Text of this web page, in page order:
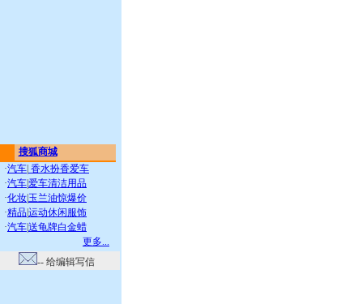
搜狐商城
·汽车 香水扮香爱车
·汽车爱车清洁用品
·化妆 玉兰油惊爆价
·精品运动休闲服饰
·汽车送龟牌白金蜡
更多...
-- 给编辑写信